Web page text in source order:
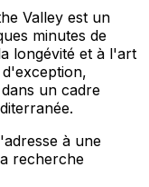
Valley est un
minutes de
longévité et à l'art
un cadre
à une
recherche